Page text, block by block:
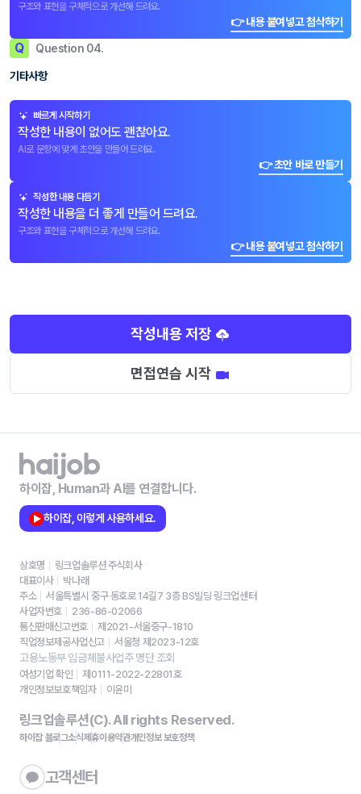
구조와 표현을 구체적으로 개선해 드려요.
👉 내용 붙여넣고 첨삭하기
Q Question 04.
기타사항
빠르게 시작하기
작성한 내용이 없어도 괜찮아요.
AI로 문항에 맞게 초안을 만들어 드려요.
👉 초안 바로 만들기
작성한 내용 다듬기
작성한 내용을 더 좋게 만들어 드려요.
구조와 표현을 구체적으로 개선해 드려요.
👉 내용 붙여넣고 첨삭하기
작성내용 저장
면접연습 시작
하이잡, Human과 AI를 연결합니다.
하이잡, 이렇게 사용하세요.
상호명
링크업솔루션 주식회사
대표이사
박나래
주소
서울특별시 중구 동호로 14길7 3층 BS빌딩 링크업센터
사업자번호
236-86-02066
통신판매신고번호
제2021-서울중구-1810
직업정보제공사업신고
서울청 제2023-12호
고용노동부 임금체불사업주 명단 조회
여성기업 확인
제0111-2022-22801호
개인정보보호책임자
이윤미
링크업솔루션(C). All rights Reserved.
하이잡 블로그소식제휴이용약관개인정보 보호정책
고객센터